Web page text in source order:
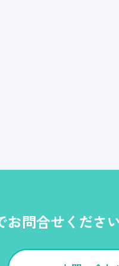
お問合せくださ